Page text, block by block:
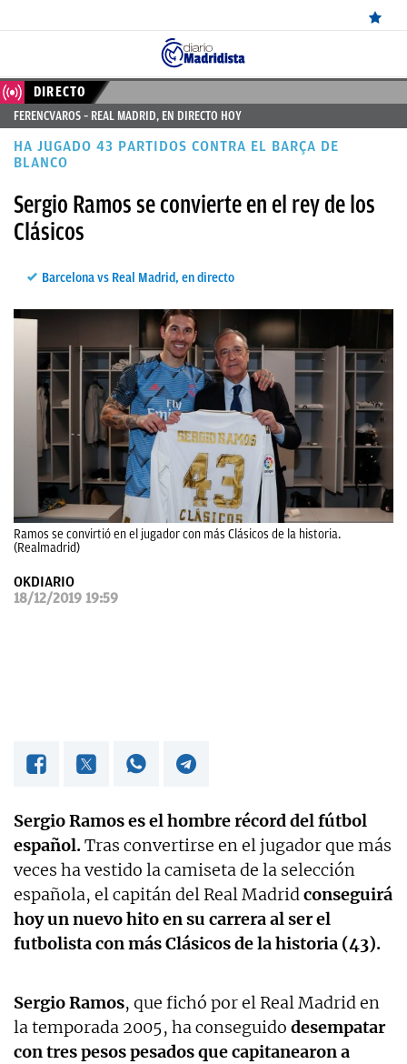
ÚLTIMAS
NOTICIAS
REAL
BALONCESTO
FEMENINO
PAPARAZZI
OKDIARIO
DIRECTO
FERENCVAROS – REAL MADRID, EN DIRECTO HOY
HA JUGADO 43 PARTIDOS CONTRA EL BARÇA DE
BLANCO
Sergio Ramos se convierte en el rey de los
Clásicos
Barcelona vs Real Madrid, en directo
Ramos se convirtió en el jugador con más Clásicos de la historia.
(Realmadrid)
OKDIARIO
18/12/2019 19:59
Sergio Ramos es el hombre récord del fútbol
español.Tras convertirse en el jugador que más
veces ha vestido la camiseta de la selección
española, el capitán del Real Madridconseguirá
hoy un nuevo hito en su carrera al ser el
futbolista con más Clásicos de la historia (43).
Sergio Ramos, que fichó por el Real Madrid en
la temporada 2005, ha conseguido desempatar
con tres pesos pesados que capitanearon a